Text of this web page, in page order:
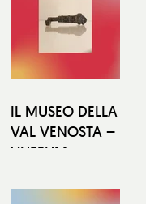
IL MUSEO DELLA
VAL VENOSTA –
VUSEUM